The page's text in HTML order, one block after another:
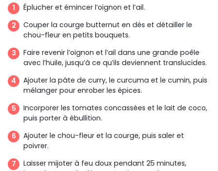
Éplucher et émincer l’oignon et l’ail.
Couper la courge butternut en dés et détailler le
chou-fleur en petits bouquets.
Faire revenir l’oignon et l’ail dans une grande poêle
avec l’huile, jusqu’à ce qu’ils deviennent translucides.
Ajouter la pâte de curry, le curcuma et le cumin, puis
mélanger pour enrober les épices.
Incorporer les tomates concassées et le lait de coco,
puis porter à ébullition.
Ajouter le chou-fleur et la courge, puis saler et
poivrer.
Laisser mijoter à feu doux pendant 25 minutes,